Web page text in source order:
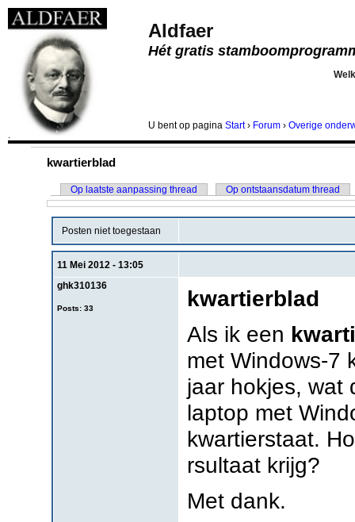
Aldfaer
Hét gratis
U bentop pagina Start› Forum › Overige
.
kwartierblad
Op laatste aanpassing thread Op ontstaansdatum thread
Posten niet toegestaan
11 Mei 2012 - 13:05
ghk310136
Posts: 33
kwartierblad
Als ik een
met Windows-7
jaar hokjes, wat
laptop met
kwartierstaat.
rsultaat krijg?
Met dank.